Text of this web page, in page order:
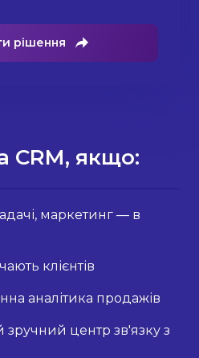
рішення
CRM, якщо:
маркетинг — в
клієнтів
аналітика продажів
зручний центр зв'язку з